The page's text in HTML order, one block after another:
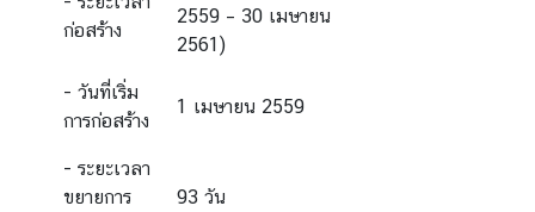
ก่อสร้าง
2559 – 30 เมษายน
2561)
- วันที่เริ่ม
การก่อสร้าง
1 เมษายน 2559
- ระยะเวลา
ขยายการ
93 วัน